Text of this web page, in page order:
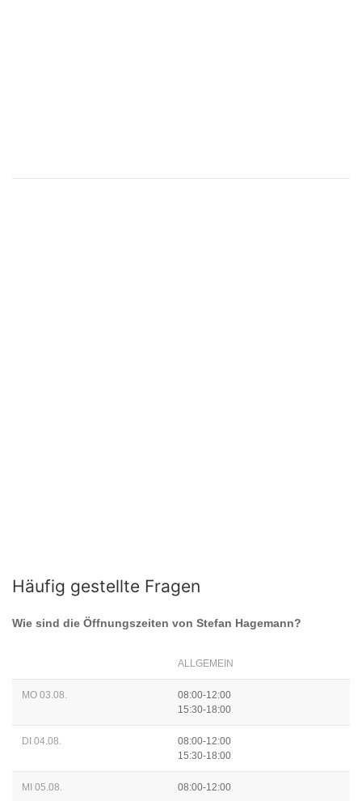
Häufig gestellte Fragen
Wie sind die Öffnungszeiten von Stefan Hagemann?
ALLGEMEIN
MO 03.08.
08:00-12:00
15:30-18:00
DI 04.08.
08:00-12:00
15:30-18:00
MI 05.08. 08:00-12:00